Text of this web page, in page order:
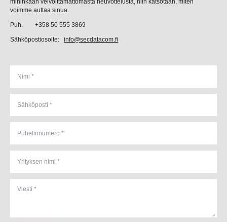
voimme auttaa sinua.
Puh. +358 50 555 3869
Sähköpostiosoite:info@secdatacom.fi